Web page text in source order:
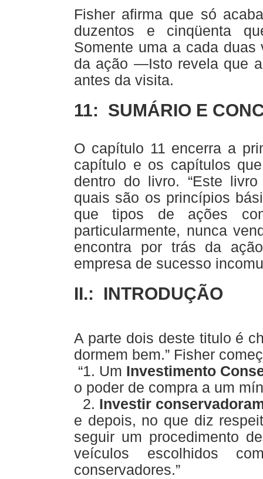
Fisher afirma que só
duzentos e cinqüenta
Somente uma a cada
da ação —Isto revela que
antes da visita.
11: SUMÁRIO E
O capítulo 11 encerra a
capítulo e os capítulos
dentro do livro. “Este
quais são os princípios
que tipos de ações
particularmente, nunca
encontra por trás da
empresa de sucesso
II.: INTRODUÇÃO
A parte dois deste titulo é
dormem bem.” Fisher
“1. Um Investimento
o poder de compra a um
2. Investir
e depois, no que diz
seguir um procedimento
veículos escolhidos
conservadores.”